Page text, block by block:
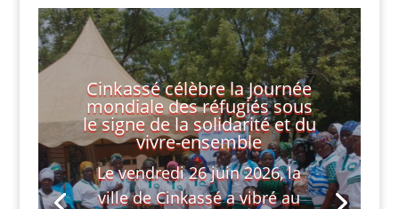
Cinkassé célèbre la Journée
mondiale des réfugiés sous
le signe de la solidarité et du
vivre-ensemble
Le vendredi 26 juin 2026, la
ville de Cinkassé a vibré au